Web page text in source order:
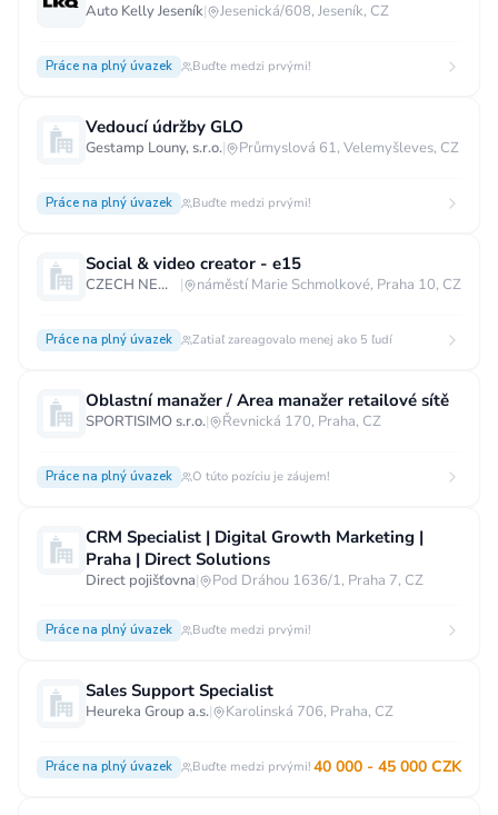
Auto Kelly Jeseník| Jesenická/608, Jeseník, CZ
Práce na plný úvazek Buďte medzi prvými!
Vedoucí údržby GLO
Gestamp Louny, s.r.o.| Průmyslová 61, Velemyšleves, CZ
Práce na plný úvazek Buďte medzi prvými!
Social & video creator - e15
CZECH NEWS CENTER a.s. | náměstí Marie Schmolkové, Praha 10, CZ
Práce na plný úvazek Zatiaľ zareagovalo menej ako 5 ľudí
Oblastní manažer / Area manažer retailové sítě
SPORTISIMO s.r.o.| Řevnická 170, Praha, CZ
Práce na plný úvazek O túto pozíciu je záujem!
CRM Specialist | Digital Growth Marketing |
Praha | Direct Solutions
Direct pojišťovna| Pod Dráhou 1636/1, Praha 7, CZ
Práce na plný úvazek Buďte medzi prvými!
Sales Support Specialist
Heureka Group a.s.| Karolinská 706, Praha, CZ
Práce na plný úvazek Buďte medzi prvými! 40 000 - 45 000 CZK
40 000 CZK a více
60 000 CZK a více
Ostatní mzdy
za hodinu za manday za rok
Typ úvazku
Práce na živnost
Práce přes internet
Práce doma
Vzdělání
Vzdělání není podstatné
Základní
Středoškolské nebo odborné vyučení s maturitou
Vyšší odborné
Bakalářské
Vysokoškolské / universitní